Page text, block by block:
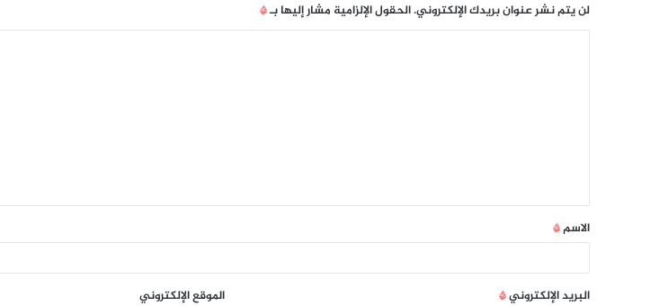
لن يتم نشر عنوان بريدك الإلكتروني.الحقول الإلزامية مشار إليها بـ*
الاسم*
البريد الإلكتروني* الموقع الإلكتروني